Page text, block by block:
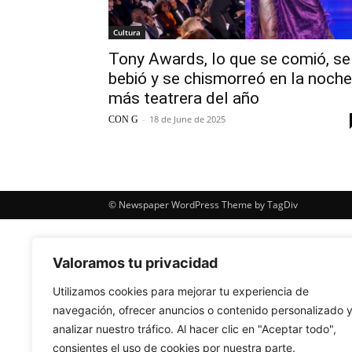
Valoramos tu privacidad
Utilizamos cookies para mejorar tu experiencia de
navegación, ofrecer anuncios o contenido personalizado y
analizar nuestro tráfico. Al hacer clic en "Aceptar todo",
consientes el uso de cookies por nuestra parte.
Cultura
Tony Awards, lo que se comió, se
bebió y se chismorreó en la noche
más teatrera del año
CON G - 18 de June de 2025
© Newspaper WordPress Theme by TagDiv